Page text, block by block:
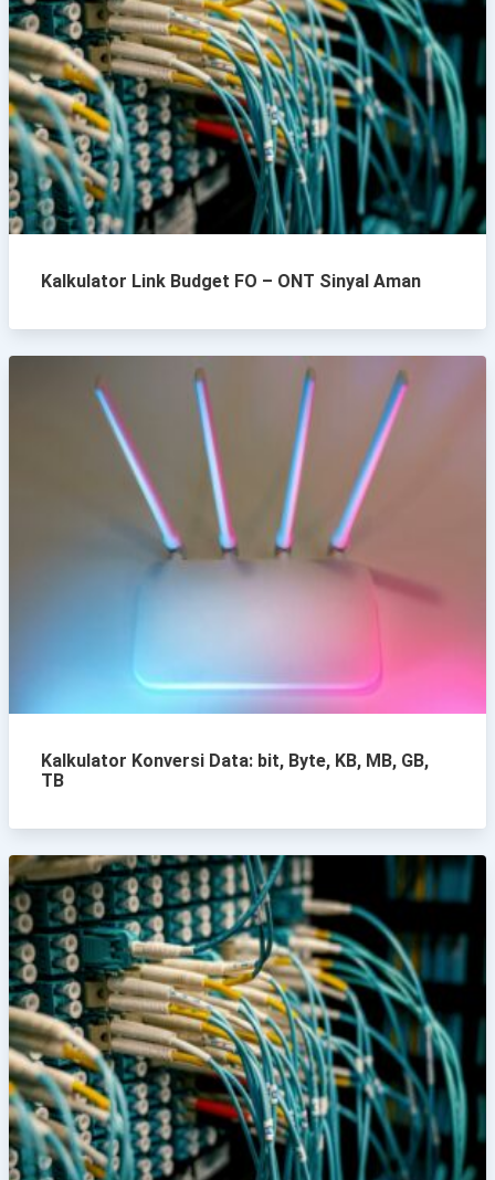
Kalkulator Link Budget FO – ONT Sinyal Aman
Kalkulator Konversi Data: bit, Byte, KB, MB, GB,
TB